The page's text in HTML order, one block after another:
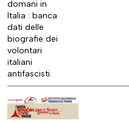
domani in
Italia : banca
dati delle
biografie dei
volontari
italiani
antifascisti.